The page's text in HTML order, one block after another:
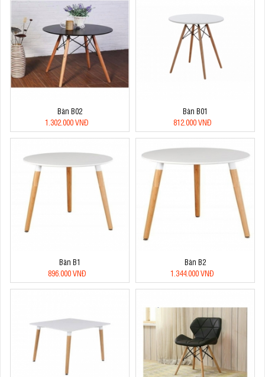
Bàn B02
1.302.000 VNĐ
Bàn B01
812.000 VNĐ
Bàn B1
896.000 VNĐ
Bàn B2
1.344.000 VNĐ